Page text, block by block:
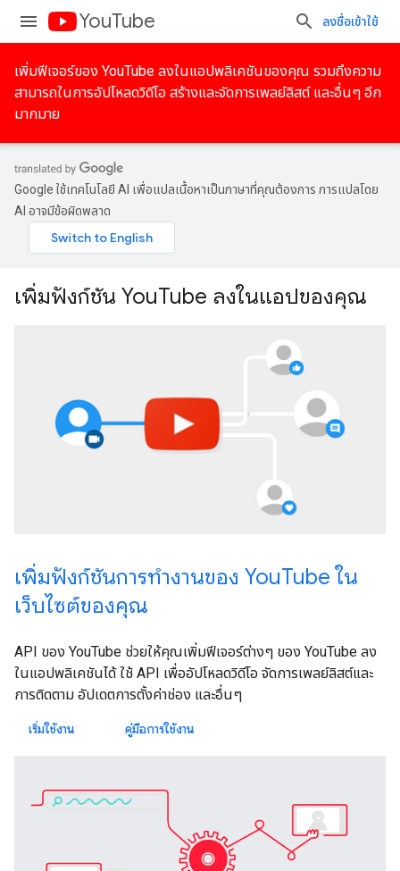
YouTube ลงชื่อเข้าใช้
เพิ่มฟีเจอร์ของ YouTube ลงในแอปพลิเคชันของคุณ รวมถึงความ
สามารถในการอัปโหลดวิดีโอ สร้างและจัดการเพลย์ลิสต์ และอื่นๆ อีก
มากมาย
Google ใช้เทคโนโลยี AI เพื่อแปลเนื้อหาเป็นภาษาที่คุณต้องการ การแปลโดย
AI อาจมีข้อผิดพลาด
เพิ่มฟังก์ชัน YouTube ลงในแอปของคุณ
เพิ่มฟังก์ชันการทำงานของ YouTube ใน
เว็บไซต์ของคุณ
API ของ YouTube ช่วยให้คุณเพิ่มฟีเจอร์ต่างๆ ของ YouTube ลง
ในแอปพลิเคชันได้ ใช้ API เพื่ออัปโหลดวิดีโอ จัดการเพลย์ลิสต์และ
การติดตาม อัปเดตการตั้งค่าช่อง และอื่นๆ
เริ่มใช้งาน คู่มือการใช้งาน